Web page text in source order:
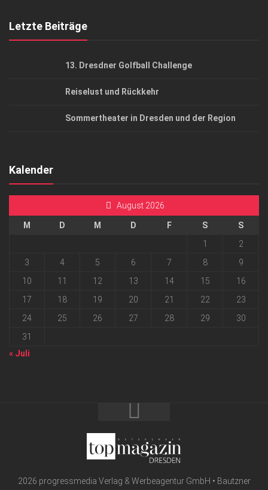
Letzte Beiträge
13. Dresdner Golfball Challenge
Reiselust und Rückkehr
Sommertheater in Dresden und der Region
Kalender
August 2026
M D M D F S
S
1
2
3
4 5 6 7 8
9
10
11 12 13 14 15
16
17
18 19 20 21 22
23
24
25 26 27 28 29
30
31
« Juli
2026 progressmedia Verlag & Werbeagentur GmbH • Bautzner